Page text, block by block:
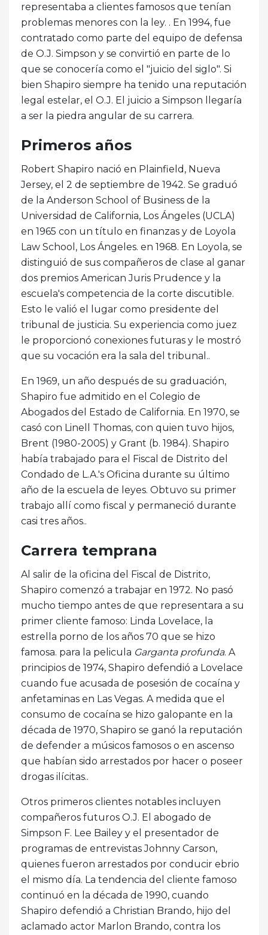
representaba a clientes famosos que tenían
problemas menores con la ley. . En 1994, fue
contratado como parte del equipo de defensa
de O.J. Simpson y se convirtió en parte de lo
que se conocería como el "juicio del siglo". Si
bien Shapiro siempre ha tenido una reputación
legal estelar, el O.J. El juicio a Simpson llegaría
a ser la piedra angular de su carrera.
Primeros años
Robert Shapiro nació en Plainfield, Nueva
Jersey, el 2 de septiembre de 1942. Se graduó
de la Anderson School of Business de la
Universidad de California, Los Ángeles (UCLA)
en 1965 con un título en finanzas y de Loyola
Law School, Los Ángeles. en 1968. En Loyola, se
distinguió de sus compañeros de clase al ganar
dos premios American Juris Prudence y la
escuela's competencia de la corte discutible.
Esto le valió el lugar como presidente del
tribunal de justicia. Su experiencia como juez
le proporcionó conexiones futuras y le mostró
que su vocación era la sala del tribunal..
En 1969, un año después de su graduación,
Shapiro fue admitido en el Colegio de
Abogados del Estado de California. En 1970, se
casó con Linell Thomas, con quien tuvo hijos,
Brent (1980-2005) y Grant (b. 1984). Shapiro
había trabajado para el Fiscal de Distrito del
Condado de L.A.'s Oficina durante su último
año de la escuela de leyes. Obtuvo su primer
trabajo allí como fiscal y permaneció durante
casi tres años..
Carrera temprana
Al salir de la oficina del Fiscal de Distrito,
Shapiro comenzó a trabajar en 1972. No pasó
mucho tiempo antes de que representara a su
primer cliente famoso: Linda Lovelace, la
estrella porno de los años 70 que se hizo
famosa. para la pelicula Garganta profunda. A
principios de 1974, Shapiro defendió a Lovelace
cuando fue acusada de posesión de cocaína y
anfetaminas en Las Vegas. A medida que el
consumo de cocaína se hizo galopante en la
década de 1970, Shapiro se ganó la reputación
de defender a músicos famosos o en ascenso
que habían sido arrestados por hacer o poseer
drogas ilícitas..
Otros primeros clientes notables incluyen
compañeros futuros O.J. El abogado de
Simpson F. Lee Bailey y el presentador de
programas de entrevistas Johnny Carson,
quienes fueron arrestados por conducir ebrio
el mismo día. La tendencia del cliente famoso
continuó en la década de 1990, cuando
Shapiro defendió a Christian Brando, hijo del
aclamado actor Marlon Brando, contra los